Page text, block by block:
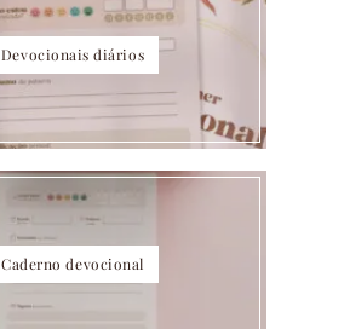
Devocionais diários
Caderno devocional